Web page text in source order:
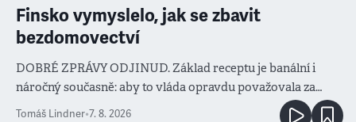
Finsko vymyslelo, jak se zbavit
bezdomovectví
DOBRÉ ZPRÁVY ODJINUD. Základ receptu je banální i
náročný současně: aby to vláda opravdu považovala za
prioritu
Tomáš Lindner•7. 8. 2026